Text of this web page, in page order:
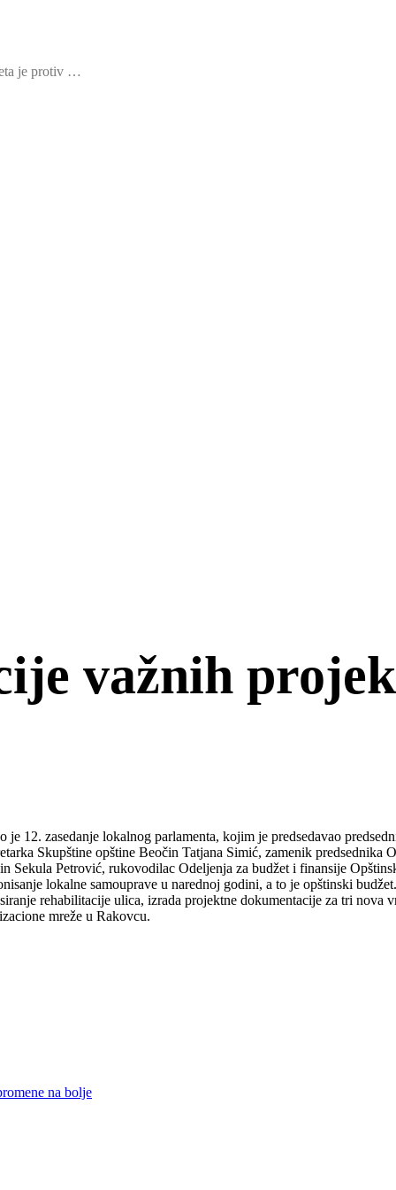
je protiv …
važnih
12. zasedanje lokalnog parlamenta, kojim je predsedavao
Skupštine opštine Beočin Tatjana Simić, zamenik
Sekula Petrović, rukovodilac Odeljenja za budžet i finansije
lokalne samouprave u narednoj godini, a to je opštinski
rehabilitacije ulica, izrada projektne dokumentacije za tri nova
mreže u Rakovcu.
na bolje